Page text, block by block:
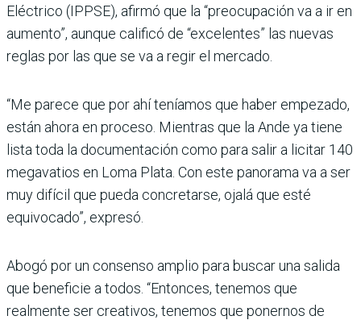
Eléctrico (IPPSE), afirmó que la “preocupación va a ir en
aumento”, aunque cali­ficó de “excelentes” las nue­vas
reglas por las que se va a regir el mercado.
“Me parece que por ahí tenía­mos que haber empezado,
están ahora en proceso. Mien­tras que la Ande ya tiene
lista toda la documentación como para salir a licitar 140
mega­vatios en Loma Plata. Con este panorama va a ser
muy difícil que pueda concretarse, ojalá que esté
equivocado”, expresó.
Abogó por un consenso amplio para buscar una salida
que beneficie a todos. “Enton­ces, tenemos que
realmente ser creativos, tenemos que ponernos de